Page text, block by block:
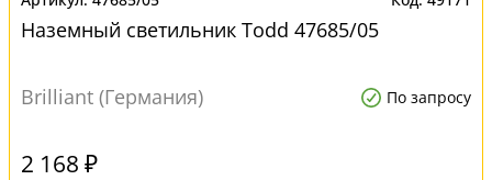
Наземный светильник Todd 47685/05
Brilliant (Германия) По запросу
2 168 ₽